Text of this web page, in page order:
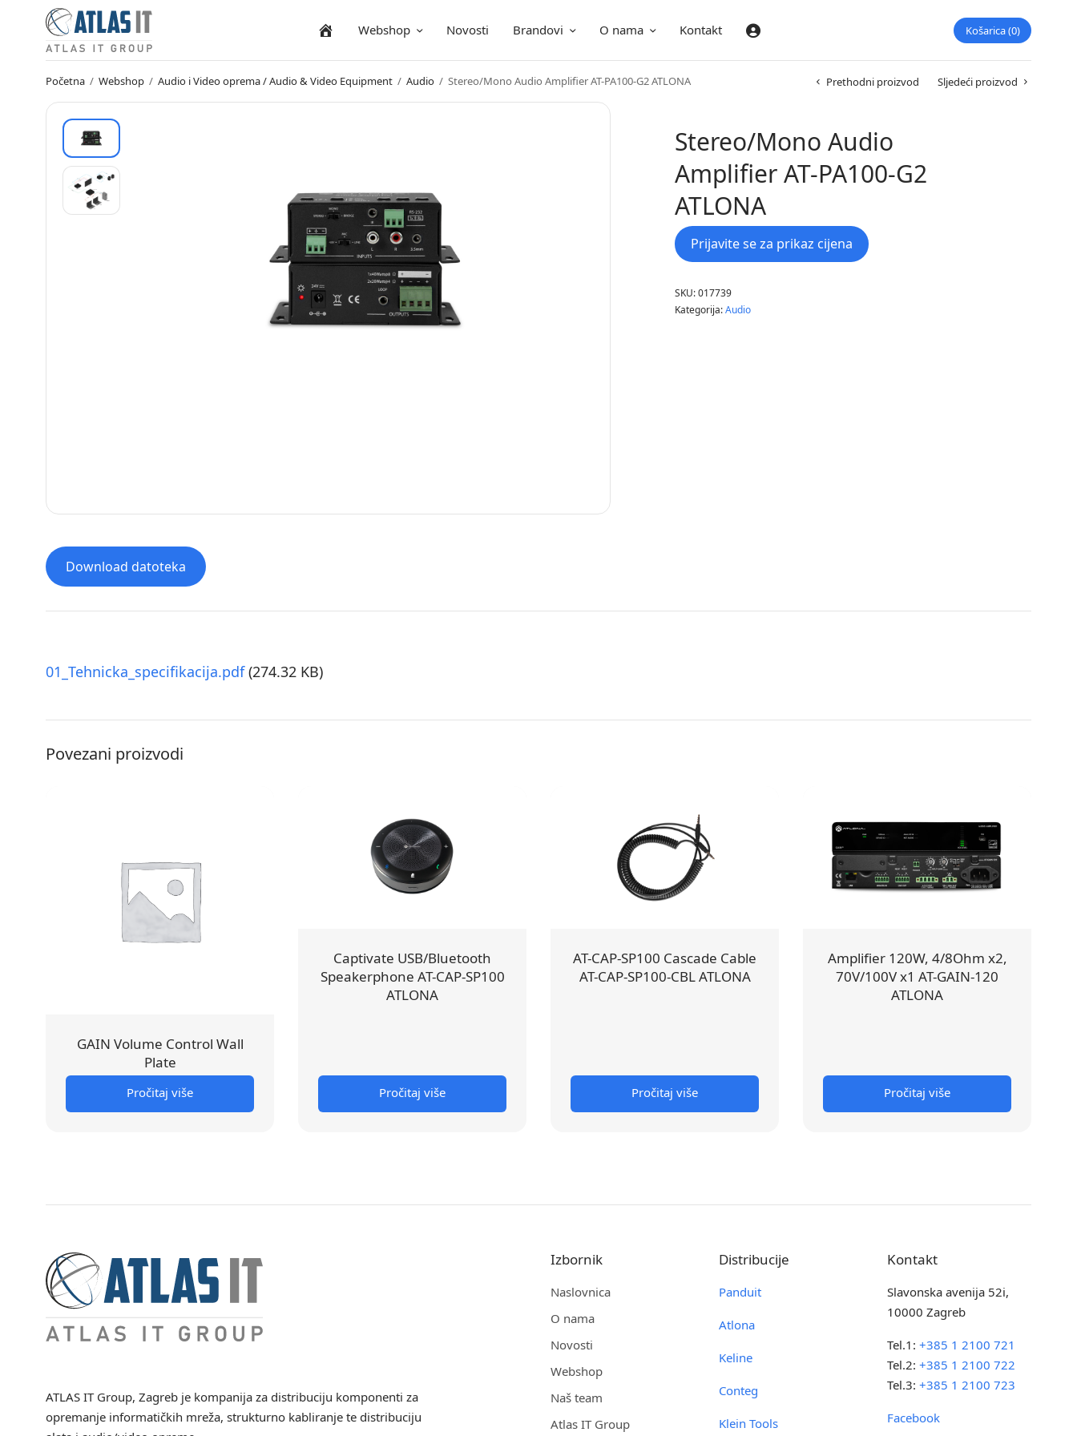
NaslovnicaWebshop Novosti Brandovi O nama Kontakt Prijava Košarica 0
Početna / Webshop / Audio i Video oprema / Audio & Video Equipment / Audio / Stereo/Mono Audio Amplifier AT-PA100-G2 ATLONA Prethodni proizvod Sljedeći proizvod
Stereo/Mono Audio
Amplifier AT-PA100-G2
ATLONA
Prijavite se za prikaz cijena
SKU:017739
Kategorija:Audio
Download datoteka
01_Tehnicka_specifikacija.pdf(274.32 KB)
Povezani proizvodi
GAIN Volume Control Wall
Plate
Pročitaj više
Captivate USB/Bluetooth
Speakerphone AT-CAP-SP100
ATLONA
Pročitaj više
AT-CAP-SP100 Cascade Cable
AT-CAP-SP100-CBL ATLONA
Pročitaj više
Amplifier 120W, 4/8Ohm x2,
70V/100V x1 AT-GAIN-120
ATLONA
Pročitaj više
ATLAS IT Group, Zagreb je kompanija za distribuciju komponenti za
opremanje informatičkih mreža, strukturno kabliranje te distribuciju
Izbornik
Naslovnica
O nama
Novosti
Webshop
Naš team
Atlas IT Group
Distribucije
Panduit
Atlona
Keline
Conteg
Klein Tools
Kontakt
Slavonska avenija 52i,
10000 Zagreb
Tel.1:+385 1 2100 721
Tel.2:+385 1 2100 722
Tel.3:+385 1 2100 723
Facebook